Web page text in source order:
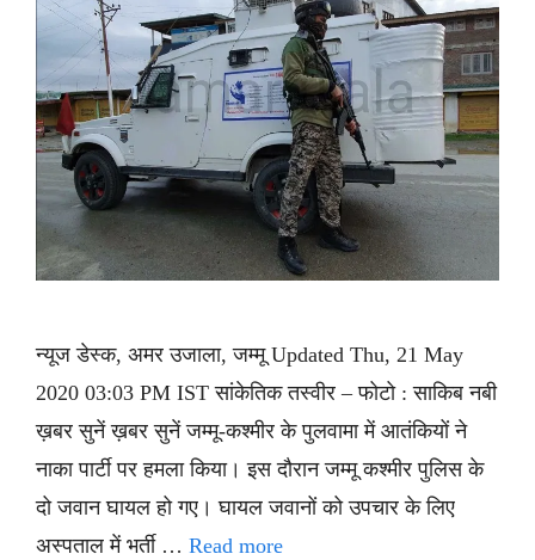
न्यूज डेस्क, अमर उजाला, जम्मू Updated Thu, 21 May
2020 03:03 PM IST सांकेतिक तस्वीर – फोटो : साकिब नबी
ख़बर सुनें ख़बर सुनें जम्मू-कश्मीर के पुलवामा में आतंकियों ने
नाका पार्टी पर हमला किया। इस दौरान जम्मू कश्मीर पुलिस के
दो जवान घायल हो गए। घायल जवानों को उपचार के लिए
अस्पताल में भर्ती … Read more